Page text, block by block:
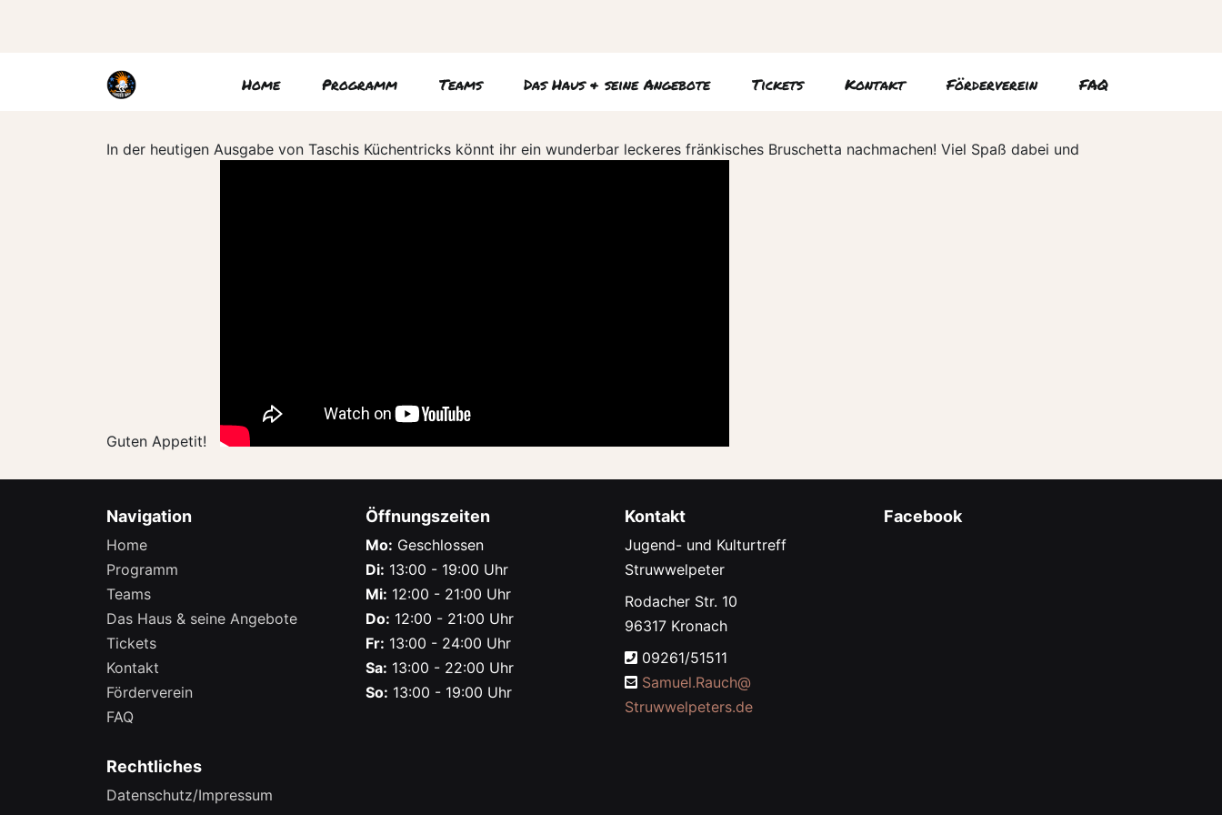
Home Programm Teams Das Haus & seine Angebote Tickets Kontakt Förderverein FAQ
In der heutigen Ausgabe von Taschis Küchentricks könnt ihr ein wunderbar leckeres fränkisches Bruschetta nachmachen! Viel Spaß dabei und
Guten Appetit!
Navigation
Home
Programm
Teams
Das Haus & seine Angebote
Tickets
Kontakt
Förderverein
FAQ
Rechtliches
Datenschutz/Impressum
Öffnungszeiten
Mo: Geschlossen
Di: 13:00 - 19:00 Uhr
Mi: 12:00 - 21:00 Uhr
Do: 12:00 - 21:00 Uhr
Fr: 13:00 - 24:00 Uhr
Sa: 13:00 - 22:00 Uhr
So: 13:00 - 19:00 Uhr
Kontakt
Jugend- und Kulturtreff
Struwwelpeter
Rodacher Str. 10
96317 Kronach
09261/51511
Samuel.Rauch@
Struwwelpeters.de
Facebook